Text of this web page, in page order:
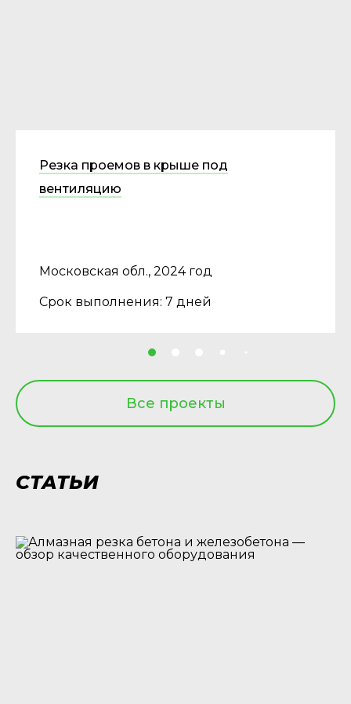
Резка проемов в крыше под
вентиляцию
Московская обл., 2024 год
Срок выполнения: 7 дней
Все проекты
СТАТЬИ